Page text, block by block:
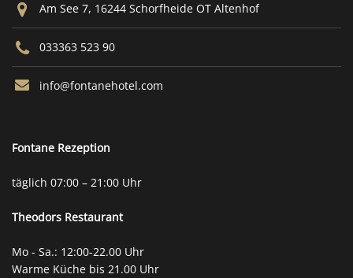
Am See 7, 16244 Schorfheide OT Altenhof
033363 523 90
info@fontanehotel.com
Fontane Rezeption
täglich 07:00 – 21:00 Uhr
Theodors Restaurant
Mo - Sa.: 12:00-22.00 Uhr
Warme Küche bis 21.00 Uhr